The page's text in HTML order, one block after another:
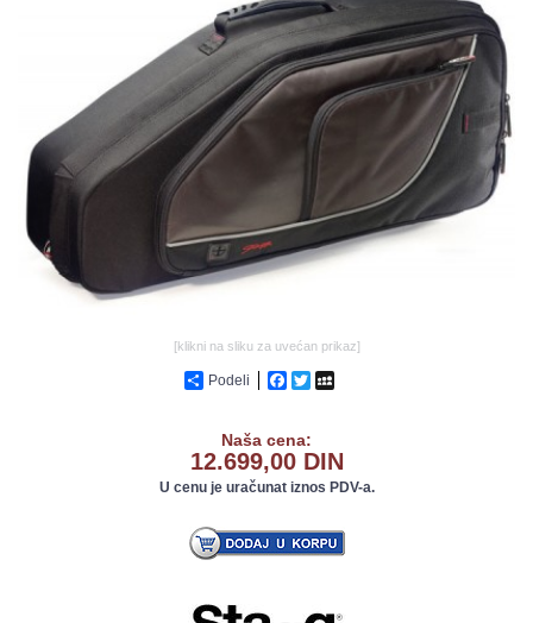
GALERIJA
[klikni na sliku za uvećan prikaz]
Podeli Facebook
Twitter
Naša cena:
12.699,00 DIN
U cenu je uračunat iznos PDV-a.